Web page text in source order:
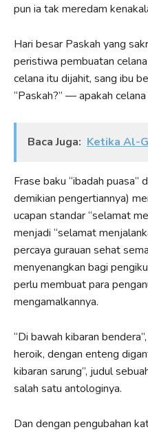
pun ia tak meredam
Hari besar Paskah yang
peristiwa pembuatan
celana itu dijahit, sang ibu
“Paskah?” — apakah
Baca Juga: Ketika Al-
Frase baku “ibadah puasa”
demikian pengertiannya)
ucapan standar “selamat
menjadi “selamat
percaya gurauan sehat
menyenangkan bagi
perlu membuat para
mengamalkannya.
“Di bawah kibaran
heroik, dengan enteng
kibaran sarung”, judul
salah satu antologinya.
Dan dengan pengubahan